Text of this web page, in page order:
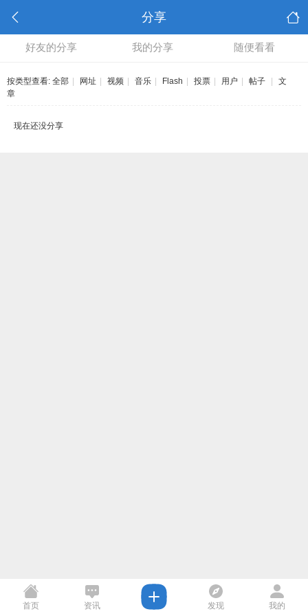
分享
好友的分享 我的分享 随便看看
按类型查看: 全部 网址 视频 音乐 Flash 投票 用户 帖子
文
章
现在还没分享
首页 资讯 发现 我的